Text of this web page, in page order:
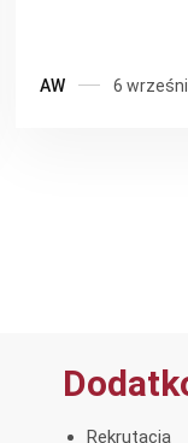
AW 6
Rekrutacja